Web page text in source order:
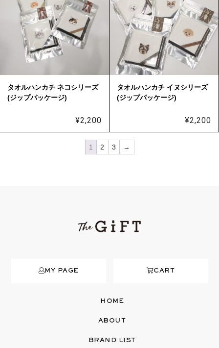
タオルハンカチ ネコシリーズ
(ジップパッケージ)
¥2,200
タオルハンカチ イヌシリーズ
(ジップパッケージ)
¥2,200
1 2 3 →
MY PAGE CART
HOME
ABOUT
BRAND LIST